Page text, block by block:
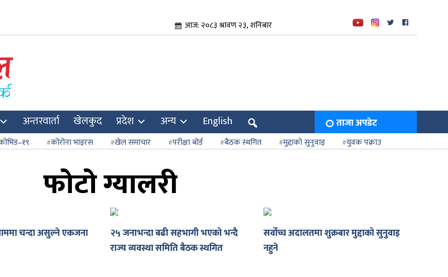
आज: २०८३ श्रावण २३, शनिबार
अन्तरवार्ता खेलकुद प्रदेश अन्य English ताजा अपडेट
कोरोना भाइरस खेल समाचार परीक्षा बोर्ड बैठक स्थगित मुद्दाको सुनुवाइ
युवक पक्राउ
फोटो ग्यालरी
चन्दा असुल्ने एकजना
२५ जनाभन्दा बढी सहभागी भएको भन्दै
राज्य व्यवस्था समिति बैठक स्थगित
सर्वोच्च अदालतमा शुक्रबार मुद्दाको सुनुवाइ
नहुने